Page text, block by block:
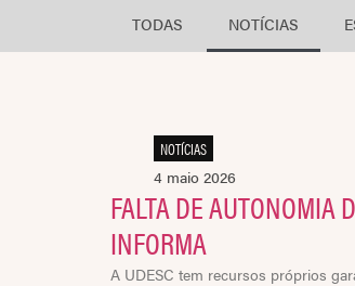
TODAS NOTÍCIAS
NOTÍCIAS
4 maio 2026
FALTA DE AUTONOMIA
INFORMA
A UDESC tem recursos próprios